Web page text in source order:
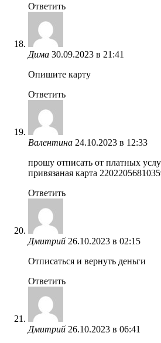
Ответить
Дима 30.09.2023 в 21:41
Опишите карту
Ответить
Валентина 24.10.2023 в 12:33
прошу отписать от платных
привязаная карта
Ответить
Дмитрий 26.10.2023 в 02:15
Отписаться и вернуть деньги
Ответить
Дмитрий 26.10.2023 в 06:41